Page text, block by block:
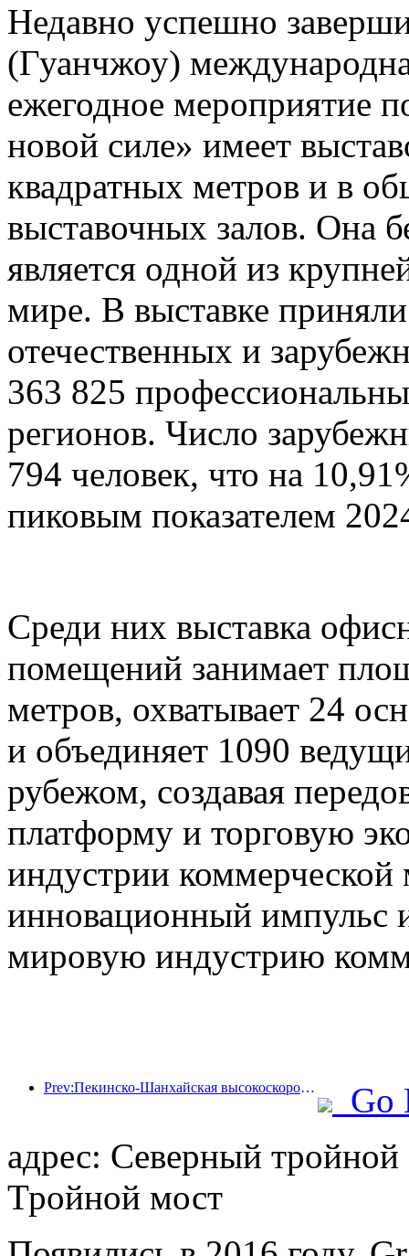
Недавно успешно
(Гуанчжоу)
ежегодное мероприятие
новой силе» имеет
квадратных метров и в
выставочных залов. Она
является одной из
мире. В выставке
отечественных и
363 825
регионов. Число
794 человек, что на
пиковым показателем
Среди них выставка
помещений занимает
метров, охватывает 24
и объединяет 1090
рубежом, создавая
платформу и торговую
индустрии коммерческой
инновационный импульс
мировую индустрию
Prev:Пекинско-Шанхайская высокоскоростная железная дорога и Китайский институт экономики железных дорог достигли стратегического сотрудничества для совместного содействия качественному развитию высокоскоростных железных дорог
Go
адрес: Северный
Тройной мост